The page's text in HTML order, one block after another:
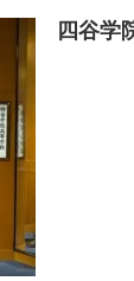
四谷学